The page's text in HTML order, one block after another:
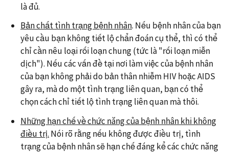
là đủ.
Bản chất tình trạng bệnh nhân. Nếu bệnh nhân của bạn
yêu cầu bạn không tiết lộ chẩn đoán cụ thể, thì có thể
chỉ cần nêu loại rối loạn chung (tức là "rối loạn miễn
dịch"). Nếu các vấn đề tại nơi làm việc của bệnh nhân
của bạn không phải do bản thân nhiễm HIV hoặc AIDS
gây ra, mà do một tình trạng liên quan, bạn có thể
chọn cách chỉ tiết lộ tình trạng liên quan mà thôi.
Những hạn chế về chức năng của bệnh nhân khi không
điều trị. Nói rõ rằng nếu không được điều trị, tình
trạng của bệnh nhân sẽ hạn chế đáng kể các chức năng